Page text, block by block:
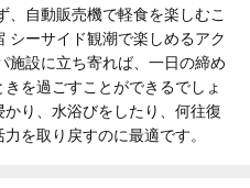
自動販売機で軽食を楽しむこ
シーサイド観潮で楽しめるアク
施設に立ち寄れば、一日の締め
を過ごすことができるでしょ
り、水浴びをしたり、何往復
を取り戻すのに最適です。